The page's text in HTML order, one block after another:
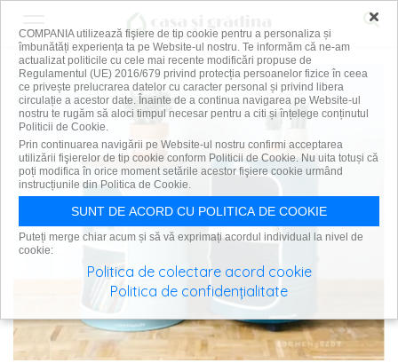
×
COMPANIA utilizează fişiere de tip cookie pentru a personaliza și
îmbunătăți experiența ta pe Website-ul nostru. Te informăm că ne-am
actualizat politicile cu cele mai recente modificări propuse de
Regulamentul (UE) 2016/679 privind protecția persoanelor fizice în ceea
ce privește prelucrarea datelor cu caracter personal și privind libera
circulație a acestor date. Înainte de a continua navigarea pe Website-ul
nostru te rugăm să aloci timpul necesar pentru a citi și înțelege conținutul
Politicii de Cookie.
Prin continuarea navigării pe Website-ul nostru confirmi acceptarea
utilizării fişierelor de tip cookie conform Politicii de Cookie. Nu uita totuși că
poți modifica în orice moment setările acestor fişiere cookie urmând
instrucțiunile din Politica de Cookie.
SUNT DE ACORD CU POLITICA DE COOKIE
Puteți merge chiar acum și să vă exprimați acordul individual la nivel de
cookie:
Politica de colectare acord cookie
Politica de confidențialitate